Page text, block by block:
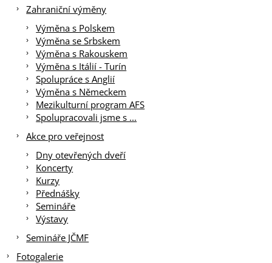
Zahraniční výměny
Výměna s Polskem
Výměna se Srbskem
Výměna s Rakouskem
Výměna s Itálií - Turín
Spolupráce s Anglií
Výměna s Německem
Mezikulturní program AFS
Spolupracovali jsme s ...
Akce pro veřejnost
Dny otevřených dveří
Koncerty
Kurzy
Přednášky
Semináře
Výstavy
Semináře JČMF
Fotogalerie